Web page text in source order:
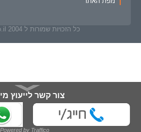
כל הזכויות שמורות ל What2do.il 2004
צור קשר לייעוץ
Powered by Traffico